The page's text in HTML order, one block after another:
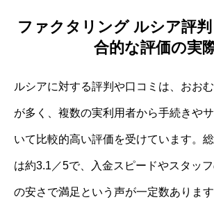
ファクタリング ルシア評
合的な評価の実
ルシアに対する評判や口コミは、おお
が多く、複数の実利用者から手続きや
いて比較的高い評価を受けています。
は約3.1／5で、入金スピードやスタッ
の安さで満足という声が一定数ありま